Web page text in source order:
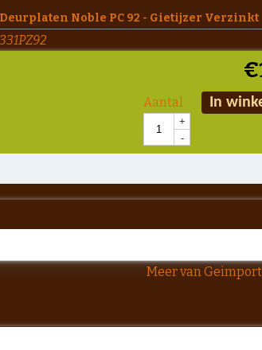
Noble PC 92 - Gietijzer Verzinkt
€
Aantal
+
-
In
Meer van